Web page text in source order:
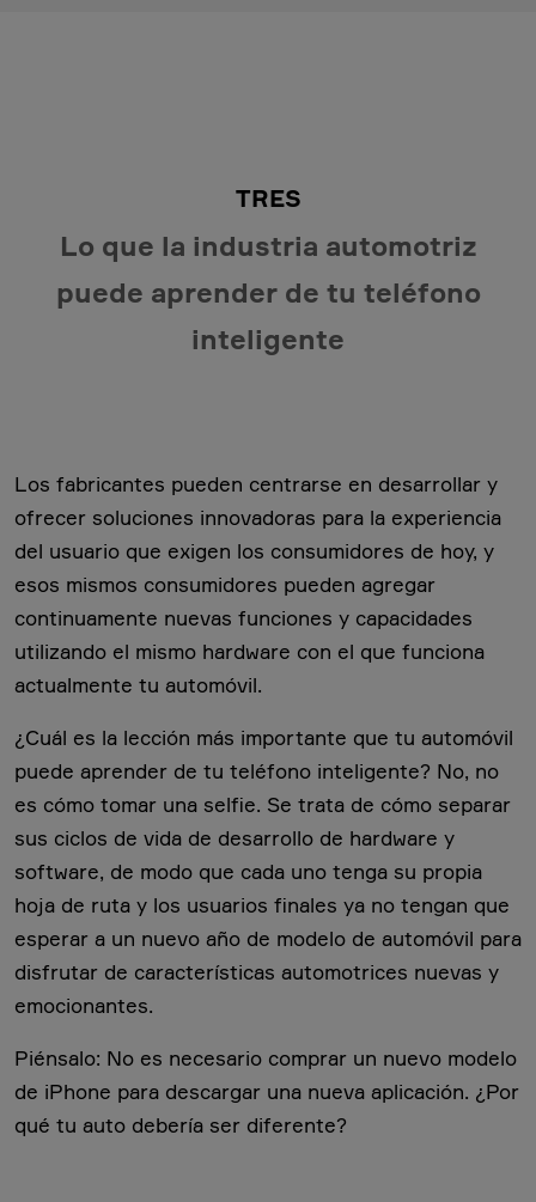
TRES
Lo que la industria automotriz
puede aprender de tu teléfono
inteligente
Los fabricantes pueden centrarse en desarrollar y
ofrecer soluciones innovadoras para la experiencia
del usuario que exigen los consumidores de hoy, y
esos mismos consumidores pueden agregar
continuamente nuevas funciones y capacidades
utilizando el mismo hardware con el que funciona
actualmente tu automóvil.
¿Cuál es la lección más importante que tu automóvil
puede aprender de tu teléfono inteligente? No, no
es cómo tomar una selfie. Se trata de cómo separar
sus ciclos de vida de desarrollo de hardware y
software, de modo que cada uno tenga su propia
hoja de ruta y los usuarios finales ya no tengan que
esperar a un nuevo año de modelo de automóvil para
disfrutar de características automotrices nuevas y
emocionantes.
Piénsalo: No es necesario comprar un nuevo modelo
de iPhone para descargar una nueva aplicación. ¿Por
qué tu auto debería ser diferente?